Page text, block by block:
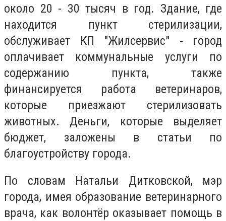
около 20 - 30 тысяч в год. Здание, где
находится пункт стерилизации,
обслуживает КП "Жилсервис" - город
оплачивает коммунальные услуги по
содержанию пункта, также
финансируется работа ветеринаров,
которые приезжают стерилизовать
животных. Деньги, которые выделяет
бюджет, заложены в статьи по
благоустройству города.
По словам Натальи Дитковской, мэр
города, имея образование ветеринарного
врача, как волонтёр оказывает помощь в